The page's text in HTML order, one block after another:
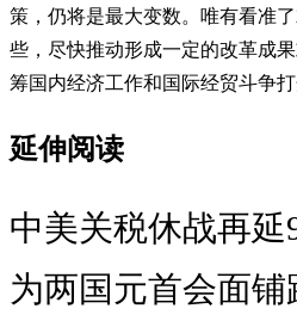
策，仍将是最大变数。唯有看准
些，尽快推动形成一定的改革成
筹国内经济工作和国际经贸斗争
延伸阅读
中美关税休战再延
为两国元首会面铺